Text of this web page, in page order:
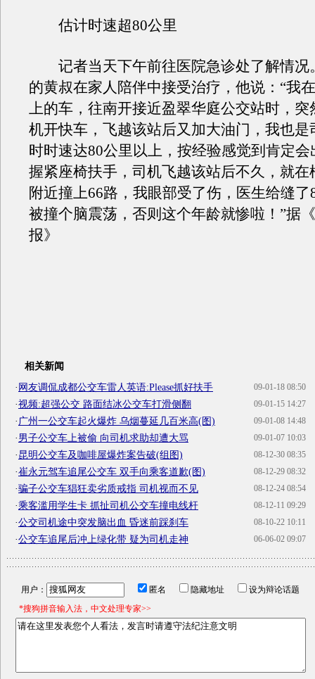
估计时速超80公里
记者当天下午前往医院急诊处了解情况
的黄叔在家人陪伴中接受治疗，他说：“我在
上的车，往南开接近盈翠华庭公交站时，突
机开快车，飞越该站后又加大油门，我也是
时时速达80公里以上，按经验感觉到肯定
握紧座椅扶手，司机飞越该站后不久，就在
附近撞上66路，我眼部受了伤，医生给缝了
被撞个脑震荡，否则这个年龄就惨啦！”据
报》
相关新闻
09-01-18 08:50
·网友调侃成都公交车雷人英语:Please抓好扶手
09-01-15 14:27
·视频:超强公交 路面结冰公交车打滑侧翻
09-01-08 14:48
· 广州一公交车起火爆炸 乌烟蔓延几百米高(图)
09-01-07 10:03
·男子公交车上被偷 向司机求助却遭大骂
08-12-30 08:35
·昆明公交车及咖啡屋爆炸案告破(组图)
08-12-29 08:32
·崔永元驾车追尾公交车 双手向乘客道歉(图)
08-12-24 08:54
·骗子公交车猖狂卖劣质戒指 司机视而不见
08-12-11 09:29
·乘客滥用学生卡 抓扯司机公交车撞电线杆
08-10-22 10:11
·公交司机途中突发脑出血 昏迷前踩刹车
06-06-02 09:07
·公交车追尾后冲上绿化带 疑为司机走神
用户： 匿名 隐藏地址
设为辩论话题
*搜狗拼音输入法，中文处理专家>>